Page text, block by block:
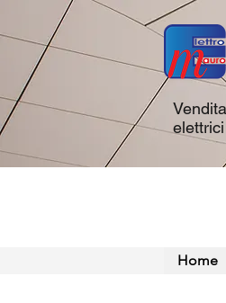
elettrici
Home